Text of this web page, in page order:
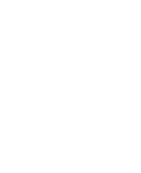
för inlägg/